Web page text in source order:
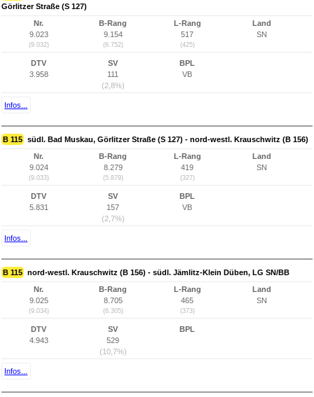
Görlitzer Straße (S 127)
Nr.
9.023
(9.032)
B-Rang
9.154
(6.752)
L-Rang
517
(425)
Land
SN
DTV
3.958
SV
111
(2,8%)
BPL
VB
Infos...
B 115 südl. Bad Muskau, Görlitzer Straße (S 127) - nord-westl. Krauschwitz (B 156)
Nr.
9.024
(9.033)
B-Rang
8.279
(5.879)
L-Rang
419
(327)
Land
SN
DTV
5.831
SV
157
(2,7%)
BPL
VB
Infos...
B 115 nord-westl. Krauschwitz (B 156) - südl. Jämlitz-Klein Düben, LG SN/BB
Nr.
9.025
(9.034)
B-Rang
8.705
(6.305)
L-Rang
465
(373)
Land
SN
DTV
4.943
SV
529
(10,7%)
BPL
Infos...